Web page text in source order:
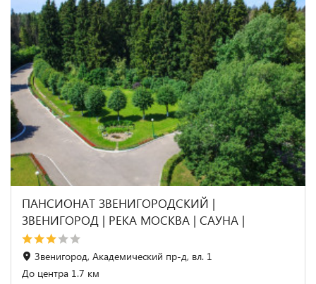
ПАНСИОНАТ ЗВЕНИГОРОДСКИЙ |
ЗВЕНИГОРОД | РЕКА МОСКВА | САУНА |
Звенигород, Академический пр-д, вл. 1
До центра 1.7 км